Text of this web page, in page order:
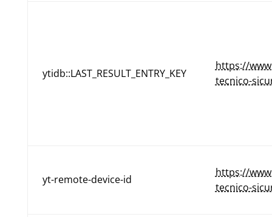
ytidb::LAST_RESULT_ENTRY_KEY
https://
tecnico-
yt-remote-device-id
https://
tecnico-